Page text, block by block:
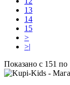
13
14
15
>
>|
Показано с 151 по